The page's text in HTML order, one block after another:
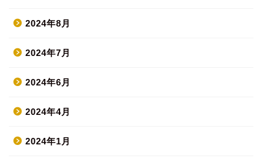
2024年8月
2024年7月
2024年6月
2024年4月
2024年1月